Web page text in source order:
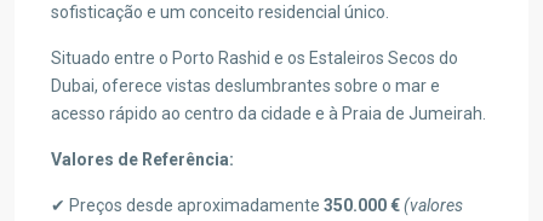
sofisticação e um conceito residencial único.
Situado entre o Porto Rashid e os Estaleiros Secos do
Dubai, oferece vistas deslumbrantes sobre o mar e
acesso rápido ao centro da cidade e à Praia de Jumeirah.
Valores de Referência:
✔ Preços desde aproximadamente 350.000 €(valores